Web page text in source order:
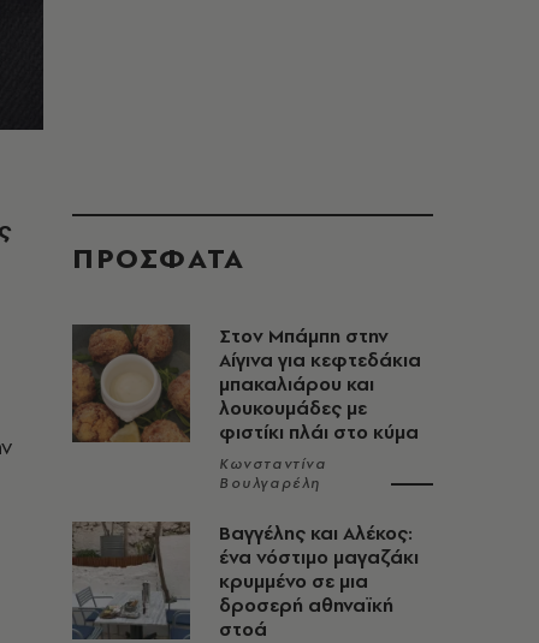
ΠΡΟΣΦΑΤΑ
Στον Μπάμπη στην
Αίγινα για κεφτεδάκια
μπακαλιάρου και
λουκουμάδες με
φιστίκι πλάι στο κύμα
Κωνσταντίνα
Βουλγαρέλη
Βαγγέλης και Αλέκος:
ένα νόστιμο μαγαζάκι
κρυμμένο σε μια
δροσερή αθηναϊκή
στοά